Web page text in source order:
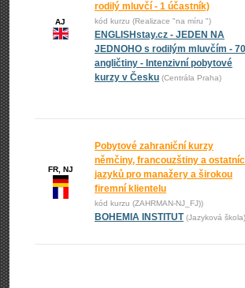
AJ
rodilý mluvčí - 1 účastník)
kód kurzu (Realizace "na míru ")
ENGLISHstay.cz - JEDEN NA
JEDNOHO s rodilým mluvčím -
angličtiny - Intenzivní pobytové
kurzy v Česku (Centrála Praha)
FR, NJ
Pobytové zahraniční kurzy
němčiny, francouzštiny a
jazyků pro manažery a širokou
firemní klientelu
kód kurzu (ZAHRMAN-NJ_FJ))
BOHEMIA INSTITUT (Jazyková škola)